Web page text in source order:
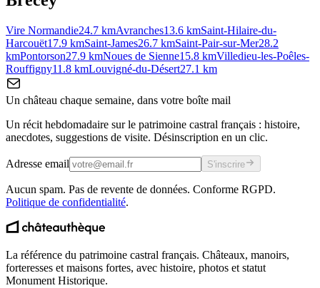
Vire Normandie24.7 kmAvranches13.6 kmSaint-Hilaire-du-
Harcouët17.9 kmSaint-James26.7 kmSaint-Pair-sur-Mer28.2
kmPontorson27.9 kmNoues de Sienne15.8 kmVilledieu-les-Poêles-
Rouffigny11.8 kmLouvigné-du-Désert27.1 km
Un château chaque semaine, dans votre boîte mail
Un récit hebdomadaire sur le patrimoine castral français : histoire,
anecdotes, suggestions de visite. Désinscription en un clic.
Adresse email S'inscrire
Aucun spam. Pas de revente de données. Conforme RGPD.
Politique de confidentialité.
La référence du patrimoine castral français. Châteaux, manoirs,
forteresses et maisons fortes, avec histoire, photos et statut
Monument Historique.